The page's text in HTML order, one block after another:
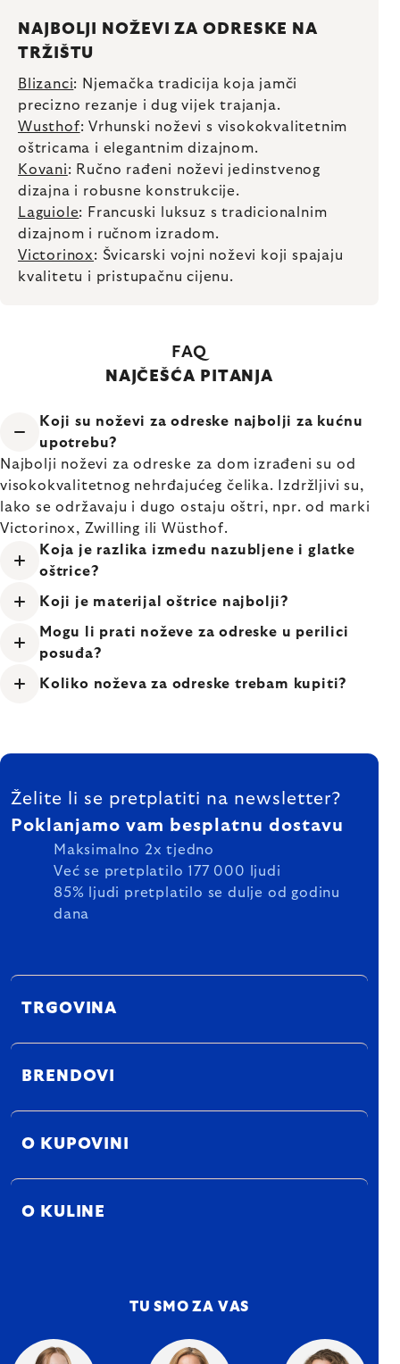
NAJBOLJI NOŽEVI ZA ODRESKE NA
TRŽIŠTU
Blizanci: Njemačka tradicija koja jamči
precizno rezanje i dug vijek trajanja.
Wusthof: Vrhunski noževi s visokokvalitetnim
oštricama i elegantnim dizajnom.
Kovani: Ručno rađeni noževi jedinstvenog
dizajna i robusne konstrukcije.
Laguiole: Francuski luksuz s tradicionalnim
dizajnom i ručnom izradom.
Victorinox: Švicarski vojni noževi koji spajaju
kvalitetu i pristupačnu cijenu.
FAQ
NAJČEŠĆA PITANJA
Koji su noževi za odreske najbolji za kućnu
upotrebu?
Najbolji noževi za odreske za dom izrađeni su od
visokokvalitetnog nehrđajućeg čelika. Izdržljivi su,
lako se održavaju i dugo ostaju oštri, npr. od marki
Victorinox, Zwilling ili Wüsthof.
Koja je razlika između nazubljene i glatke
oštrice?
Koji je materijal oštrice najbolji?
Mogu li prati noževe za odreske u perilici
posuđa?
Koliko noževa za odreske trebam kupiti?
FOOTER
Želite li se pretplatiti na newsletter?
Poklanjamo vam besplatnu dostavu
Maksimalno 2x tjedno
Već se pretplatilo 177 000 ljudi
85% ljudi pretplatilo se dulje od godinu
dana
TRGOVINA
BRENDOVI
O KUPOVINI
O KULINE
TU SMO ZA VAS